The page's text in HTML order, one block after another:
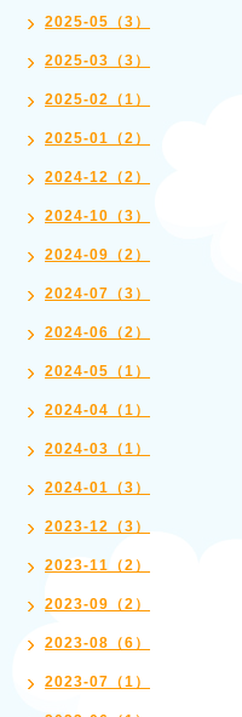
2025-05（3）
2025-03（3）
2025-02（1）
2025-01（2）
2024-12（2）
2024-10（3）
2024-09（2）
2024-07（3）
2024-06（2）
2024-05（1）
2024-04（1）
2024-03（1）
2024-01（3）
2023-12（3）
2023-11（2）
2023-09（2）
2023-08（6）
2023-07（1）